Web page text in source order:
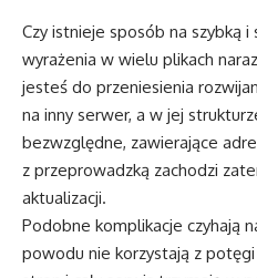
Czy istnieje sposób na szybką
wyrażenia w wielu plikach
jesteś do przeniesienia
na inny serwer, a w jej
bezwzględne, zawierające
z przeprowadzką zachodzi
aktualizacji.
Podobne komplikacje czyhają
powodu nie korzystają z